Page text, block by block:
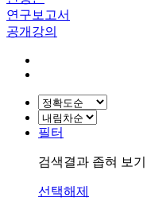
연구보고서
공개강의
필터
검색결과 좁혀 보기
선택해제